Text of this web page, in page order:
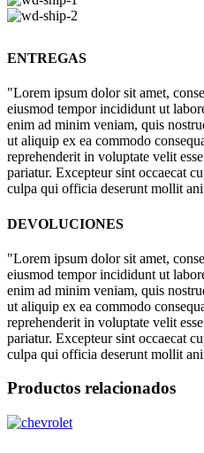
ENTREGAS
"Lorem ipsum dolor sit amet,
eiusmod tempor incididunt ut
enim ad minim veniam, quis
ut aliquip ex ea commodo
reprehenderit in voluptate velit
pariatur. Excepteur sint occaecat
culpa qui officia deserunt mollit
DEVOLUCIONES
"Lorem ipsum dolor sit amet,
eiusmod tempor incididunt ut
enim ad minim veniam, quis
ut aliquip ex ea commodo
reprehenderit in voluptate velit
pariatur. Excepteur sint occaecat
culpa qui officia deserunt mollit
Productos relacionados